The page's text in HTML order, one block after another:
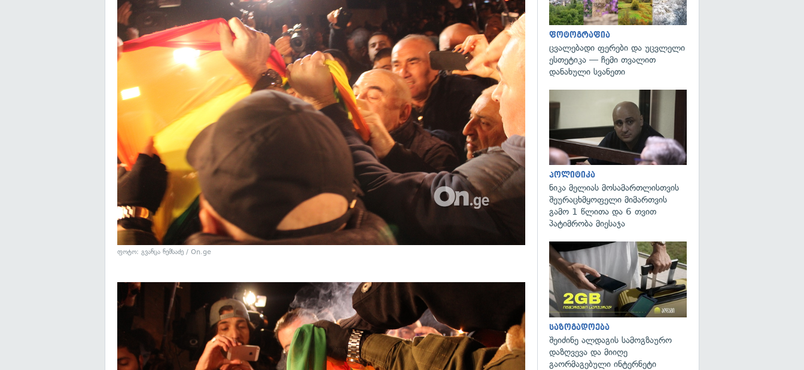
ფოტო: გვანცა ნემსაძე / On.ge
ფოტოგრაფია
ცვალებადი ფერები და უცვლელი
ესთეტიკა — ჩემი თვალით
დანახული სვანეთი
პოლიტიკა
ნიკა მელიას მოსამართლისთვის
შეურაცხმყოფელი მიმართვის
გამო 1 წლითა და 6 თვით
პატიმრობა მიესაჯა
საზოგადოება
შეიძინე ალდაგის სამოგზაურო
დაზღვევა და მიიღე
გაორმაგებული ინტერნეტი